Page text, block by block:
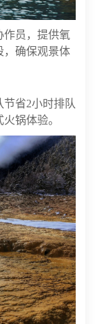
作员，提供氧
，确保观景体
省2小时排队
锅体验。